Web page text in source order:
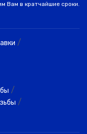
Вам в кратчайшие сроки.
/
/
/